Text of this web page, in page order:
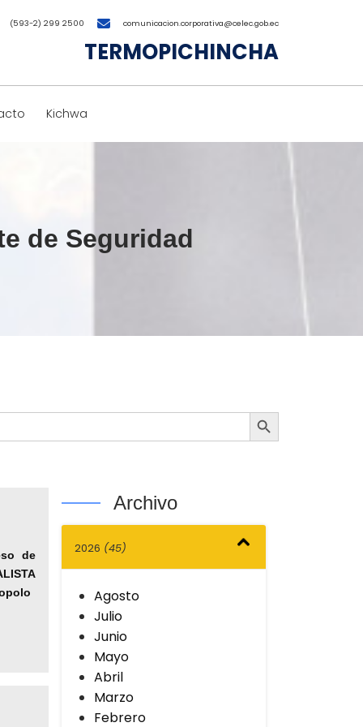
(593-2) 299 2500 comunicacion.corporativa@celec.gob.ec
TERMOPICHINCHA
Kichwa
de Seguridad
Botón de búsqueda
de
Archivo
2026 (45)
Agosto
Julio
Junio
Mayo
Abril
Marzo
Febrero